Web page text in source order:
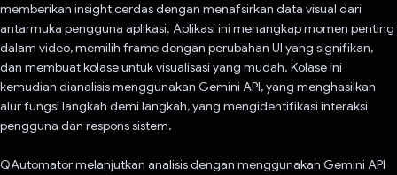
memberikan insight cerdas dengan menafsirkan data visual dari
antarmuka pengguna aplikasi. Aplikasi ini menangkap momen penting
dalam video, memilih frame dengan perubahan UI yang signifikan,
dan membuat kolase untuk visualisasi yang mudah. Kolase ini
kemudian dianalisis menggunakan Gemini API, yang menghasilkan
alur fungsi langkah demi langkah, yang mengidentifikasi interaksi
pengguna dan respons sistem.
QAutomator melanjutkan analisis dengan menggunakan Gemini API